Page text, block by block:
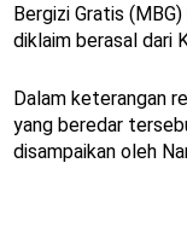
Bergizi Gratis
diklaim berasal dari
Dalam keterangan
yang beredar
disampaikan oleh